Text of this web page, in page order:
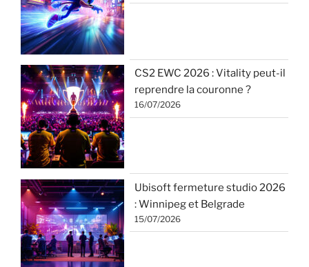
CS2 EWC 2026 : Vitality peut-il
reprendre la couronne ?
16/07/2026
Ubisoft fermeture studio 2026
: Winnipeg et Belgrade
15/07/2026